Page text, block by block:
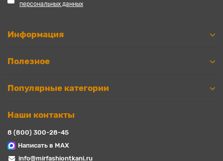
персональных данных
Информация
Полезное
Популярные категории
Наши контакты
8 (800) 300-28-45
Написать в MAX
info@mirfashiontkani.ru